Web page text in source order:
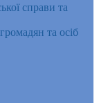
справи та
та осіб